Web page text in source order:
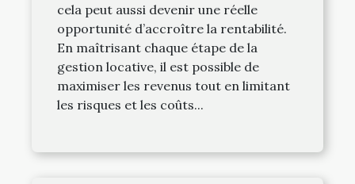
cela peut aussi devenir une réelle
opportunité d’accroître la rentabilité.
En maîtrisant chaque étape de la
gestion locative, il est possible de
maximiser les revenus tout en limitant
les risques et les coûts...